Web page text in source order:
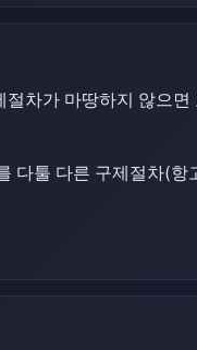
차가 마땅하지 않으면
다툴 다른 구제절차(항